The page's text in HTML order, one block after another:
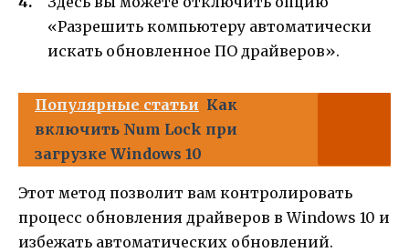
«Разрешить компьютеру автоматически
искать обновленное ПО драйверов».
Популярные статьи Как
включить Num Lock при
загрузке Windows 10
Этот метод позволит вам контролировать
процесс обновления драйверов в Windows 10 и
избежать автоматических обновлений.